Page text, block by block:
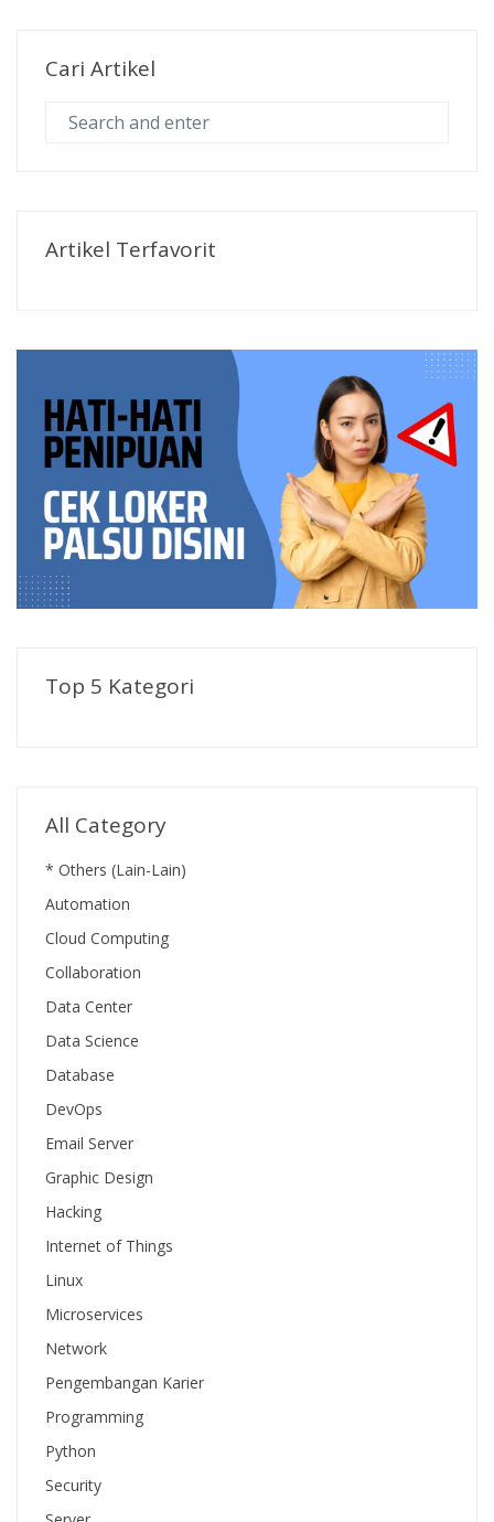
Cari Artikel
Artikel Terfavorit
Top 5 Kategori
All Category
* Others (Lain-Lain)
Automation
Cloud Computing
Collaboration
Data Center
Data Science
Database
DevOps
Email Server
Graphic Design
Hacking
Internet of Things
Linux
Microservices
Network
Pengembangan Karier
Programming
Python
Security